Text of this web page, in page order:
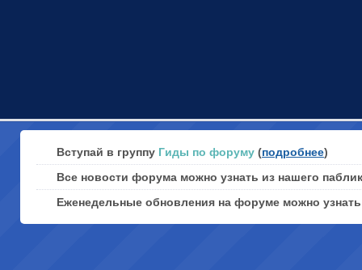
Вступай в группу Гиды по форуму (подробнее)
Все новости форума можно узнать из нашего
Еженедельные обновления на форуме можно